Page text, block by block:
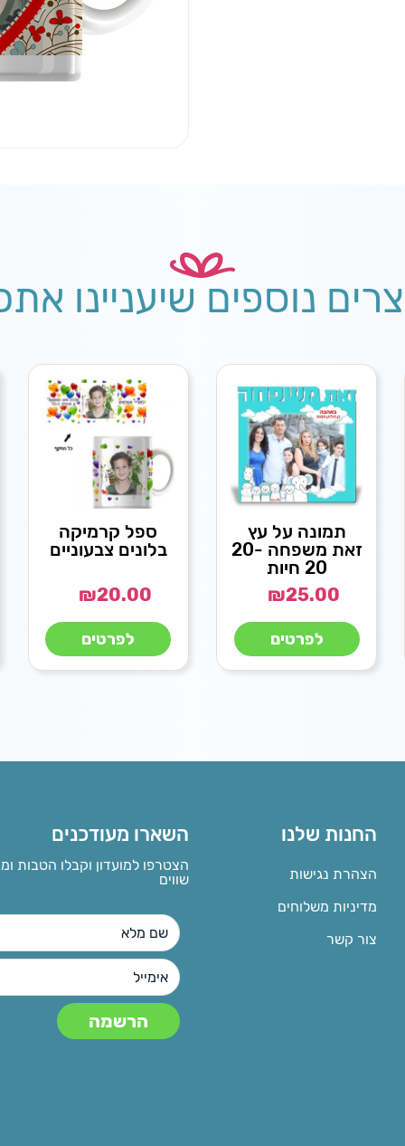
נוספים שיעניינו
תמונה על עץ
זאת משפחה 20-
20 חיות
₪25.00
לפרטים
ספל קרמיקה
בלונים צבעוניים
₪20.00
לפרטים
החנות שלנו
הצהרת נגישות
מדיניות משלוחים
צור קשר
השארו מעודכנים
הצטרפו למועדון וקבלו הטבות
שווים